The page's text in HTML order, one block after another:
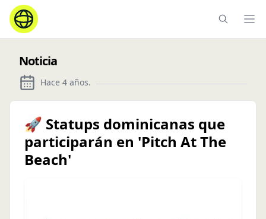
Noticia
Hace 4 años.
🚀 Statups dominicanas que
participarán en 'Pitch At The
Beach'